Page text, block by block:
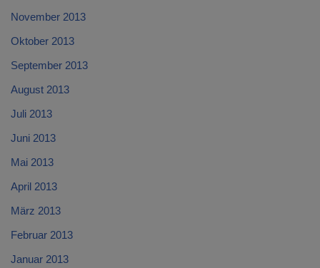
November 2013
Oktober 2013
September 2013
August 2013
Juli 2013
Juni 2013
Mai 2013
April 2013
März 2013
Februar 2013
Januar 2013